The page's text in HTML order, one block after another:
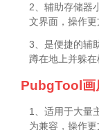
2、辅助存储器
文界面，操作更
3、是便捷的辅
蹲在地上并躲在
PubgTool画
1、适用于大量
为兼容，操作更